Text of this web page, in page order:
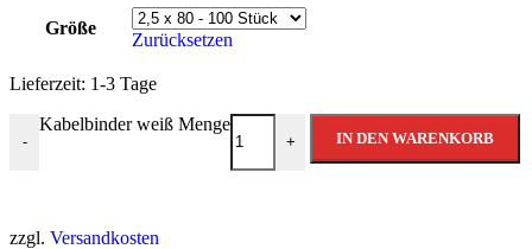
Größe
Zurücksetzen
Lieferzeit: 1-3 Tage
-
Kabelbinder weiß Menge
+ IN DEN WARENKORB
zzgl. Versandkosten